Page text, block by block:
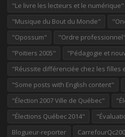
"Le livre les lecteurs et le numérique"
"Musique du Bout du Monde"
"Opossum"
"Ordre professionnel"
"Poitiers 2005"
"Pédagogie et
"Réussite différenciée chez les filles
"Some posts with English content"
"Élection 2007 Ville de Québec"
"Élections Québec 2014"
Blogueur-reporter